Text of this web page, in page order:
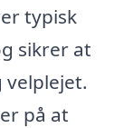
typisk
sikrer at
velplejet.
på at